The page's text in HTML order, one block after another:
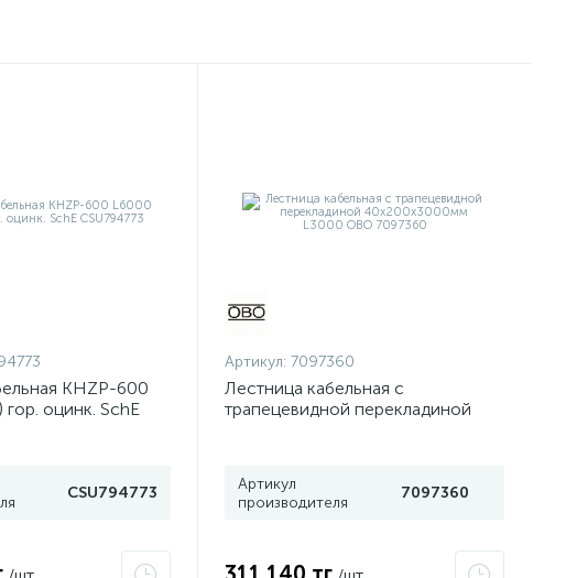
KHZP-600
оцинк. SchE
CSU794773
Артикул: 7097360
Лестница кабельная с
трапецевидной перекладиной
Артикул
производителя
7097360